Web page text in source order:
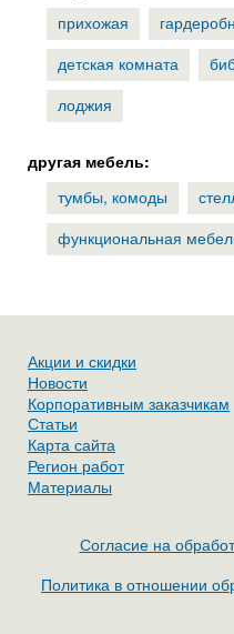
прихожая
детская комната
лоджия
другая мебель:
тумбы, комоды
функциональная
Акции и скидки
Новости
Корпоративным заказчикам
Статьи
Карта сайта
Регион работ
Материалы
Согласие на
Политика в отношении